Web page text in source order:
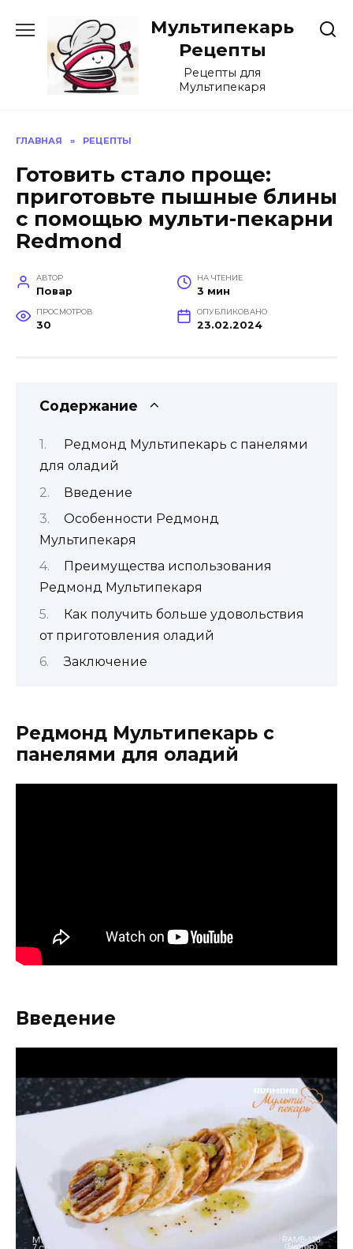
содержанию
Мультипекарь
Рецепты
Рецепты для
Мультипекаря
ГЛАВНАЯ » РЕЦЕПТЫ
Готовить стало проще:
приготовьте пышные блины
с помощью мульти-пекарни
Redmond
АВТОР
Повар
НА ЧТЕНИЕ
3 мин
ПРОСМОТРОВ
30
ОПУБЛИКОВАНО
23.02.2024
Содержание
Редмонд Мультипекарь с панелями
для оладий
Введение
Особенности Редмонд
Мультипекаря
Преимущества использования
Редмонд Мультипекаря
Как получить больше удовольствия
от приготовления оладий
Заключение
Редмонд Мультипекарь с
панелями для оладий
Введение